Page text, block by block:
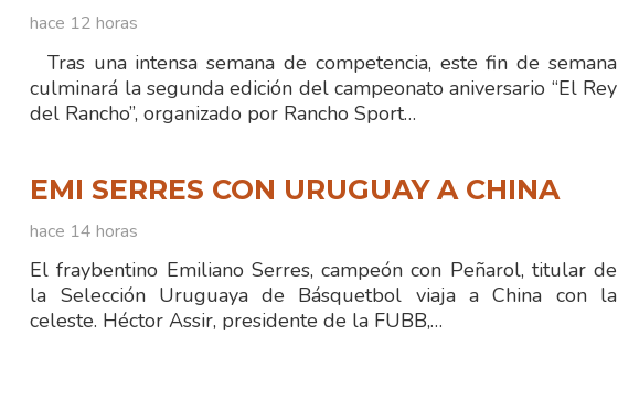
hace 12 horas
Tras una intensa semana de competencia, este fin de semana
culminará la segunda edición del campeonato aniversario “El Rey
del Rancho”, organizado por Rancho Sport…
EMI SERRES CON URUGUAY A CHINA
hace 14 horas
El fraybentino Emiliano Serres, campeón con Peñarol, titular de
la Selección Uruguaya de Básquetbol viaja a China con la
celeste. Héctor Assir, presidente de la FUBB,…